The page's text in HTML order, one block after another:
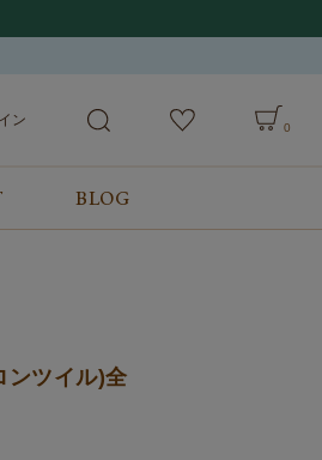
用ガイド/お問合せ
ン 0
BLOG
ンツイル)全